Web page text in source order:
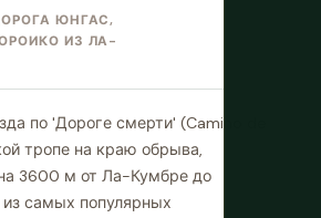
ЮНГАС,
ИЗ ЛА-
по 'Дороге смерти' (Camino de
тропе на краю обрыва,
3600 м от Ла-Кумбре до
самых популярных